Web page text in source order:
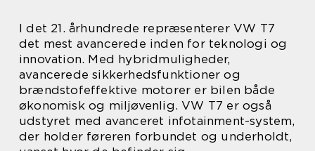
I det 21. århundrede repræsenterer VW T7
det mest avancerede inden for teknologi og
innovation. Med hybridmuligheder,
avancerede sikkerhedsfunktioner og
brændstofeffektive motorer er bilen både
økonomisk og miljøvenlig. VW T7 er også
udstyret med avanceret infotainment-system,
der holder føreren forbundet og underholdt,